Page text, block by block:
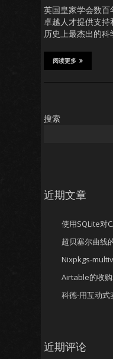
英国皇家学会数
卓越人才提供支
历史上最杰出的
阅读更多
搜索
近期文章
使用SQLite对
超贝塞尔曲线
Nixpkgs-
Airtable的收
科德-用互动式
近期评论